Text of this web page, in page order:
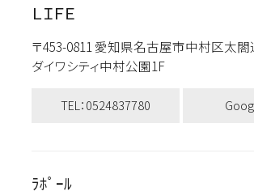
ＬＩＦＥ
〒453-0811 愛知県名古屋市中村区太
ダイワシティ中村公園1F
TEL：0524837780
ﾗﾎﾟｰﾙ